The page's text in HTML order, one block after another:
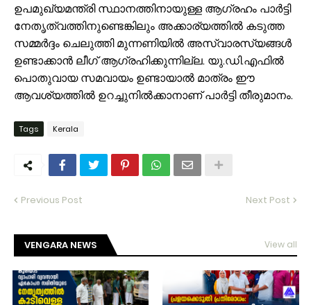
ഉപമുഖ്യമന്ത്രി സ്ഥാനത്തിനായുള്ള ആഗ്രഹം പാർട്ടി
നേതൃത്വത്തിനുണ്ടെങ്കിലും അക്കാര്യത്തിൽ കടുത്ത
സമ്മർദ്ദം ചെലുത്തി മുന്നണിയിൽ അസ്വാരസ്യങ്ങൾ
ഉണ്ടാക്കാൻ ലീഗ് ആഗ്രഹിക്കുന്നില്ല. യു.ഡി.എഫിൽ
പൊതുവായ സമവായം ഉണ്ടായാൽ മാത്രം ഈ
ആവശ്യത്തിൽ ഉറച്ചുനിൽക്കാനാണ് പാർട്ടി തീരുമാനം.
Tags Kerala
Previous Post Next Post
VENGARA NEWS View all